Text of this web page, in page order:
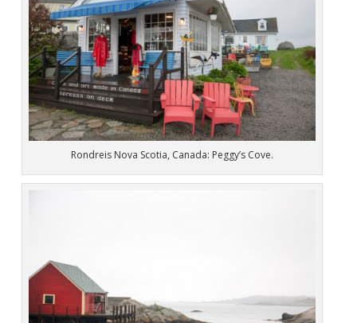
Rondreis Nova Scotia, Canada: Peggy’s Cove.